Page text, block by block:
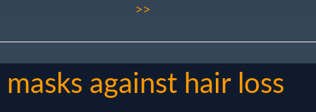
>>
masks against hair loss